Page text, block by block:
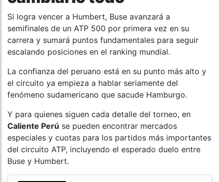
Si logra vencer a Humbert, Buse avanzará a
semifinales de un ATP 500 por primera vez en su
carrera y sumará puntos fundamentales para seguir
escalando posiciones en el ranking mundial.
La confianza del peruano está en su punto más alto y
el circuito ya empieza a hablar seriamente del
fenómeno sudamericano que sacude Hamburgo.
Y para quienes siguen cada detalle del torneo, en
Caliente Perú se pueden encontrar mercados
especiales y cuotas para los partidos más importantes
del circuito ATP, incluyendo el esperado duelo entre
Buse y Humbert.